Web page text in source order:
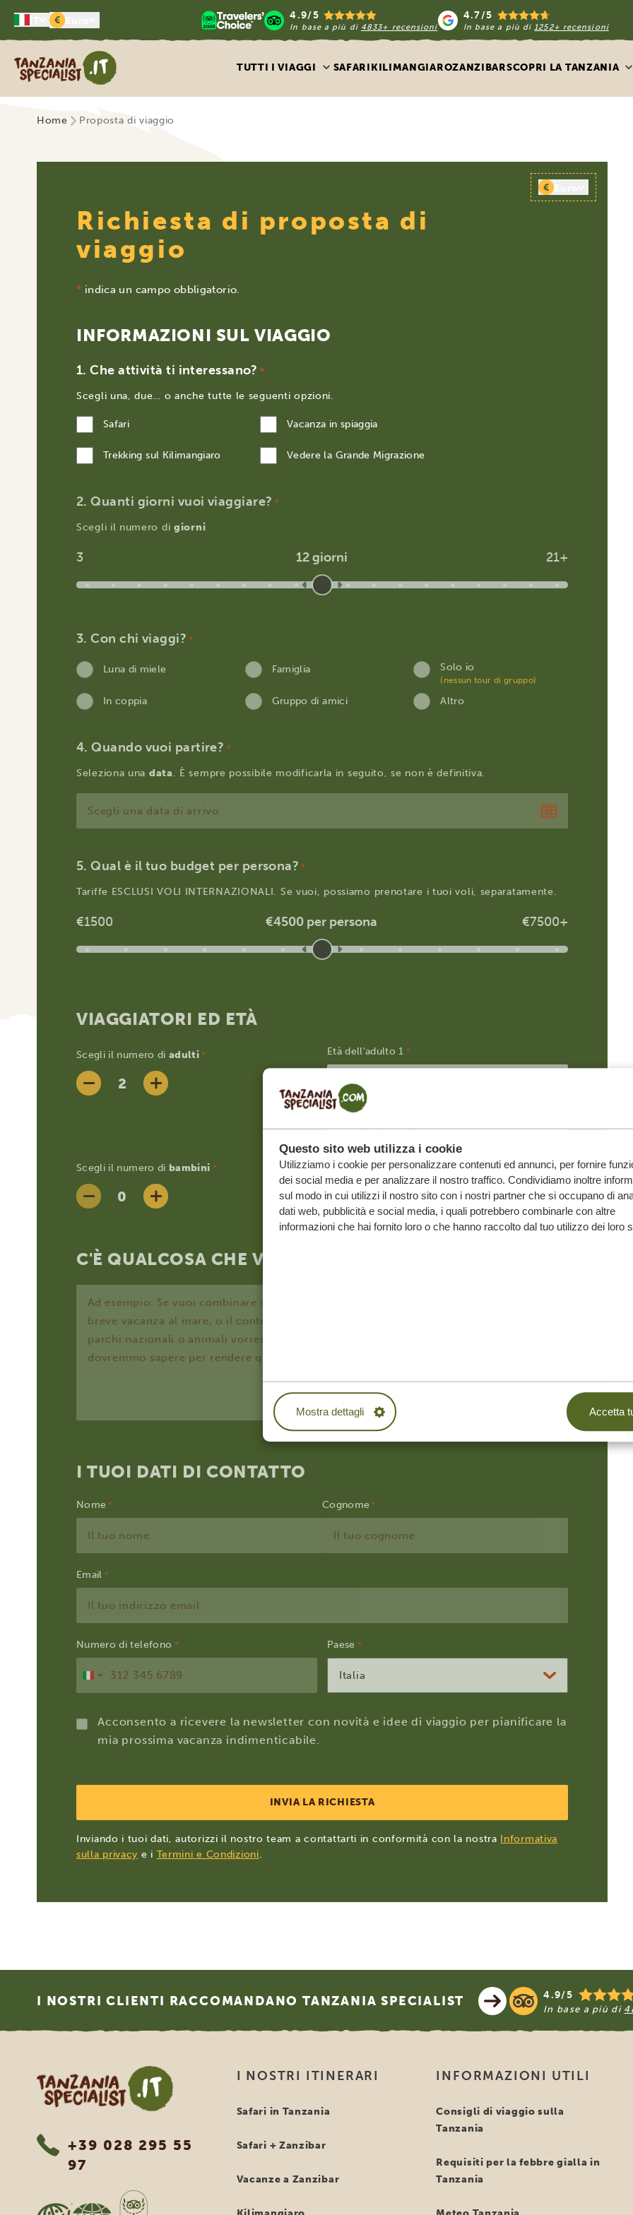
Questo sito web utilizza i cookie
Utilizziamo i cookie per personalizzare contenuti ed annunci, per fornire
dei social media e per analizzare il nostro traffico. Condividiamo inoltre
sul modo in cui utilizzi il nostro sito con i nostri partner che si occupano di
dati web, pubblicità e social media, i quali potrebbero combinarle con altre
informazioni che hai fornito loro o che hanno raccolto dal tuo utilizzo dei loro
Mostra dettagli Accetta
€ 4.9/5
In base a più di 4833+ recensioni
4.7/5
In base a più di1252+ recensioni
Tanzania Specialist
TUTTI I VIAGGI SAFARIKILIMANGIAROZANZIBARSCOPRI LA TANZANIA
Home Proposta di viaggio
Richiesta di proposta di
viaggio
€
* indica un campo obbligatorio.
INFORMAZIONI SUL VIAGGIO
Che attività ti interessano? *
Scegli una, due… o anche tutte le seguenti opzioni.
Safari Vacanza in spiaggia
Trekking sul Kilimangiaro Vedere la Grande Migrazione
Quanti giorni vuoi viaggiare? *
Scegli il numero di giorni
3 21+
12 giorni
Con chi viaggi? *
Luna di miele Famiglia Solo io
(nessun tour di gruppo)
In coppia Gruppo di amici Altro
Quando vuoi partire? *
Seleziona una data. È sempre possibile modificarla in seguito, se non è definitiva.
MM
AAAA
Qual è il tuo budget per persona? *
Tariffe ESCLUSI VOLI INTERNAZIONALI. Se vuoi, possiamo prenotare i tuoi voli, separatamente.
€1500 €7500+
€4500 per persona
VIAGGIATORI ED ETÀ
Scegli il numero di adulti * Età dell'adulto *
Età dell'adulto
Scegli il numero di bambini *
C'È QUALCOSA CHE VUOI FARCI SAPERE?
I TUOI DATI DI CONTATTO
Nome Cognome
Email *
Numero di telefono *
Italia
Paese *
Italia
Acconsento a ricevere la newsletter con novità e idee di viaggio per pianificare la
mia prossima vacanza indimenticabile.
Inviando i tuoi dati, autorizzi il nostro team a contattarti in conformità con la nostra Informativa
sulla privacy e i Termini e Condizioni.
I NOSTRI CLIENTI RACCOMANDANO TANZANIA SPECIALIST 4.9/5
In base a più di
Tanzania Specialist
+39 028 295 55
97
I NOSTRI ITINERARI
Safari in Tanzania
Safari + Zanzibar
Vacanze a Zanzibar
INFORMAZIONI UTILI
Consigli di viaggio sulla
Tanzania
Requisiti per la febbre gialla in
Tanzania